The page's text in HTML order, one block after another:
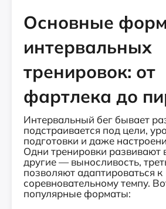
Основные
интервальных
тренировок: от
фартлека до
Интервальный бег бывает
подстраивается под цели,
подготовки и даже
Одни тренировки развивают
другие — выносливость,
позволяют адаптироваться к
соревновательному темпу.
популярные форматы: